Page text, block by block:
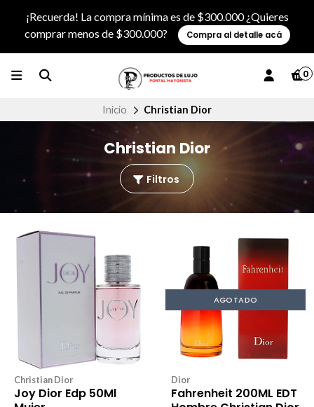
¡Recuerda! La compra mínima es de $300.000 ¿Quieres
comprar menos de $300.000?
Compra al detalle acá
0
Inicio Christian Dior
Christian Dior
Filtros
Christian Dior
Joy Dior Edp 50Ml
AGOTADO
Dior
Fahrenheit 200ML EDT